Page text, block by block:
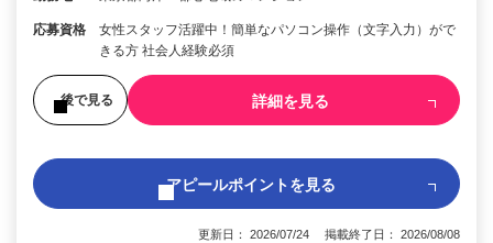
応募資格
女性スタッフ活躍中！簡単なパソコン操作（文字入力）がで
きる方 社会人経験必須
後で見る 詳細を見る
アピールポイントを見る
更新日： 2026/07/24 掲載終了日： 2026/08/08